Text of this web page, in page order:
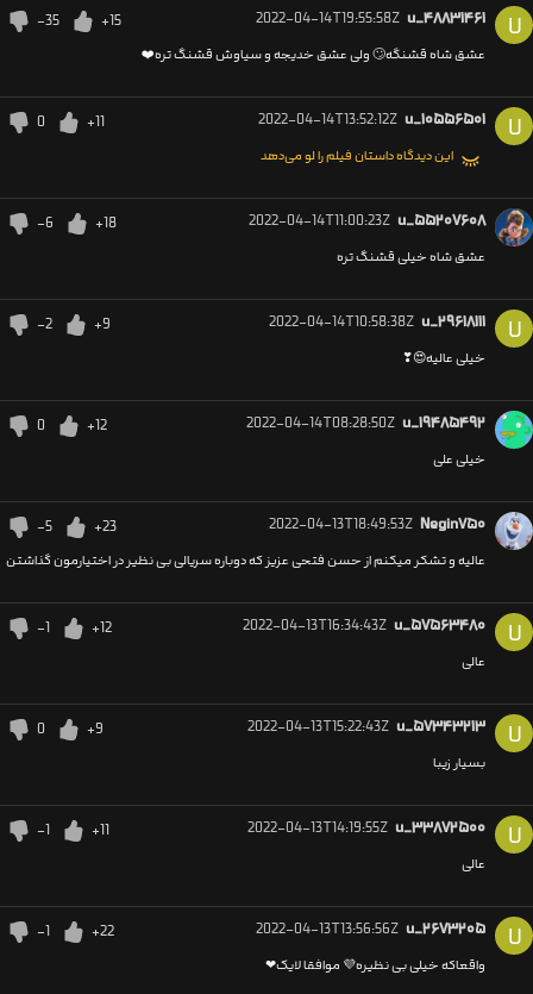
U u_۴۸۸۳۱۴۶۱ 2022-04-14T19:55:58Z
+15
-35
عشق شاه قشنگه🙄 ولی عشق خدیجه و سیاوش قشنگ تره❤️
U u_۱۰۵۵۶۵۰۱ 2022-04-14T13:52:12Z
+11
0
این دیدگاه داستان فیلم را لو می‌دهد
u_۵۵۲۰۷۶۰۸ 2022-04-14T11:00:23Z
+18
-6
عشق شاه خیلی قشنگ تره
U u_۲۹۶۱۸۱۱۱ 2022-04-14T10:58:38Z
+9
-2
خیلی عالیه😍❣
u_۱۹۴۸۵۴۹۲ 2022-04-14T08:28:50Z
+12
0
خیلی علی
Negin۷۵۰ 2022-04-13T18:49:53Z
+23
-5
عالیه و تشکر میکنم از حسن فتحی عزیز که دوباره سریالی بی نظیر در اختیارمون گذاشتن
U u_۵۷۵۶۳۴۸۰ 2022-04-13T16:34:43Z
+12
-1
عالی
U u_۵۷۳۴۳۲۱۳ 2022-04-13T15:22:43Z
+9
0
بسیار زیبا
U u_۳۳۸۷۲۵۰۰ 2022-04-13T14:19:55Z
+11
-1
عالی
U u_۲۶۷۳۲۰۵ 2022-04-13T13:56:56Z
+22
-1
واقعاکه خیلی بی نظیره💜 موافقا لایک❤